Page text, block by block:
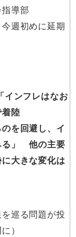
導部
週初めに延期
「インフレはなお
陸
を回避し、イ
」
他の主要
大きな変化は
を巡る問題が投
）